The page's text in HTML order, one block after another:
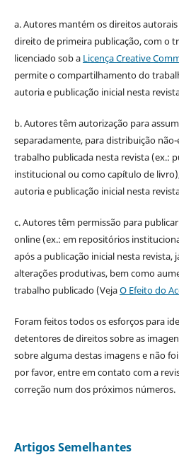
a. Autores mantém os direitos
direito de primeira publicação, com o
licenciado sob a Licença Creative
permite o compartilhamento do
autoria e publicação inicial nesta
b. Autores têm autorização para
separadamente, para distribuição
trabalho publicada nesta revista (ex.:
institucional ou como capítulo de
autoria e publicação inicial nesta
c. Autores têm permissão para
online (ex.: em repositórios
após a publicação inicial nesta revista,
alterações produtivas, bem como
trabalho publicado (VejaO Efeito do
Foram feitos todos os esforços para
detentores de direitos sobre as
sobre alguma destas imagens e não
por favor, entre em contato com a
correção num dos próximos números.
Artigos Semelhantes